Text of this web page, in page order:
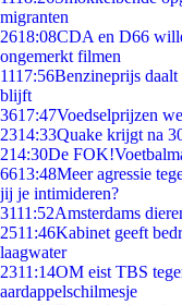
migranten
2618:08CDA en D66
ongemerkt filmen
1117:56Benzineprijs
blijft
3617:47Voedselprijzen
2314:33Quake krijgt na
214:30De
6613:48Meer agressie
jij je intimideren?
3111:52Amsterdams
2511:46Kabinet geeft
laagwater
2311:14OM eist TBS
aardappelschilmesje